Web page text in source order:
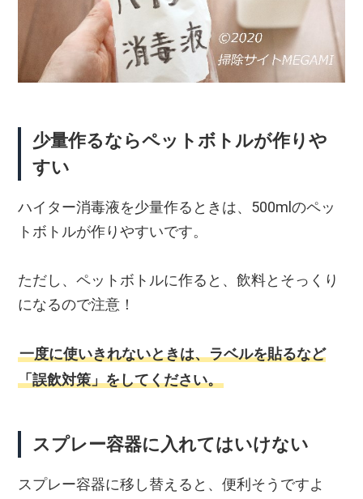
少量作るならペットボトルが作りや
すい
ハイター消毒液を少量作るときは、500mlのペッ
トボトルが作りやすいです。
ただし、ペットボトルに作ると、飲料とそっくり
になるので注意！
一度に使いきれないときは、ラベルを貼るなど
「誤飲対策」をしてください。
スプレー容器に入れてはいけない
スプレー容器に移し替えると、便利そうですよ